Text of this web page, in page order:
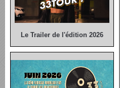
Le Trailer de l'édition 2026